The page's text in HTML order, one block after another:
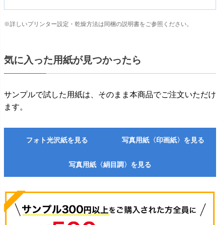
※詳しいプリンター設定・乾燥方法は同梱の説明書をご参照ください。
気に入った用紙が見つかったら
サンプルで試した用紙は、そのまま本商品でご注文いただけ
ます。
フォト光沢紙を見る 写真用紙〈印画紙〉を見る
写真用紙〈絹目調〉を見る